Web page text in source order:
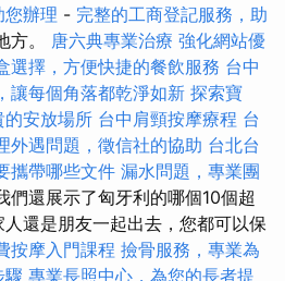
您辦理 - 完整的工商登記服務，助
方。 唐六典專業治療 強化網站優
選擇，方便快捷的餐飲服務 台中
讓每個角落都乾淨如新 探索寶
的安放場所 台中肩頸按摩療程 台
外遇問題，徵信社的協助 台北台
攜帶哪些文件 漏水問題，專業團
們還展示了匈牙利的哪個10個超
還是朋友一起出去，您都可以保
按摩入門課程 撿骨服務，專業為
驟 專業長照中心，為您的長者提